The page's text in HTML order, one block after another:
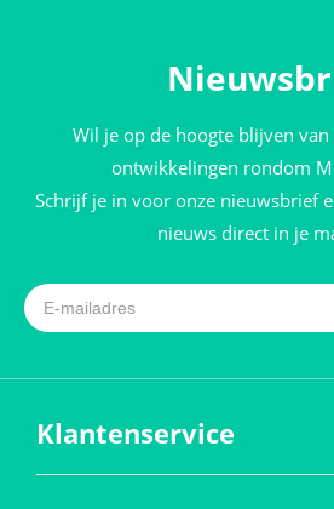
Wil je op de hoogte blijven
ontwikkelingen rondom
Schrijf je in voor onze nieuwsbrief
nieuws direct in je
Klantenservice